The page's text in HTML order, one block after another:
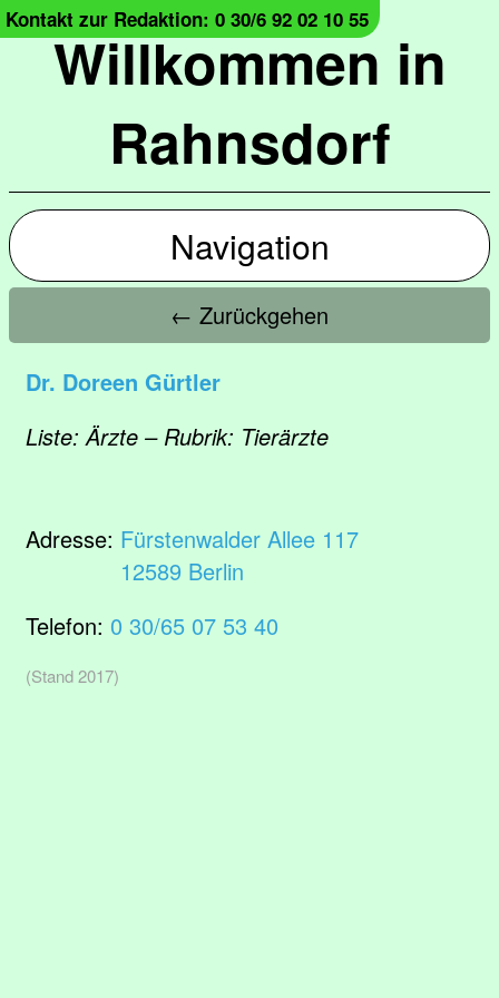
Willkommen in
Rahnsdorf
Kontakt zur Redaktion: 0 30/6 92 02 10 55
Navigation
← Zurückgehen
Dr. Doreen Gürtler
Liste: Ärzte – Rubrik: Tierärzte
Adresse: Fürstenwalder Allee 117
12589 Berlin
Telefon: 0 30/65 07 53 40
(Stand 2017)